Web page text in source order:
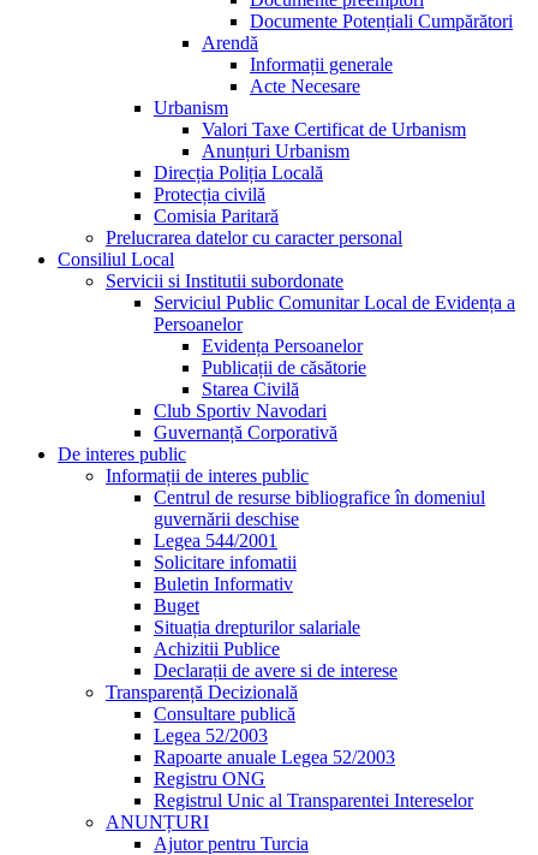
Documente Potențiali Cumpărători
Arendă
Informații generale
Acte Necesare
Urbanism
Valori Taxe Certificat de Urbanism
Anunțuri Urbanism
Direcția Poliția Locală
Protecția civilă
Comisia Paritară
Prelucrarea datelor cu caracter personal
Consiliul Local
Servicii si Institutii subordonate
Serviciul Public Comunitar Local de Evidența a
Persoanelor
Evidența Persoanelor
Publicații de căsătorie
Starea Civilă
Club Sportiv Navodari
Guvernanță Corporativă
De interes public
Informații de interes public
Centrul de resurse bibliografice în domeniul
guvernării deschise
Legea 544/2001
Solicitare infomatii
Buletin Informativ
Buget
Situația drepturilor salariale
Achizitii Publice
Declarații de avere si de interese
Transparență Decizională
Consultare publică
Legea 52/2003
Rapoarte anuale Legea 52/2003
Registru ONG
Registrul Unic al Transparentei Intereselor
ANUNȚURI
Ajutor pentru Turcia